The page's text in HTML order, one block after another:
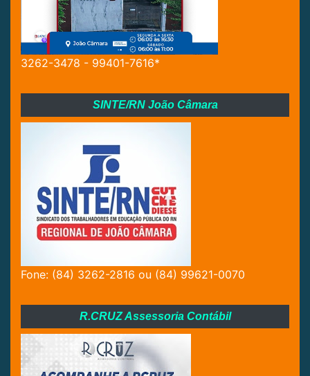
3262-3478 - 99401-7616*
SINTE/RN João Câmara
Fone: (84) 3262-2816 ou (84) 99621-0070
R.CRUZ Assessoria Contábil